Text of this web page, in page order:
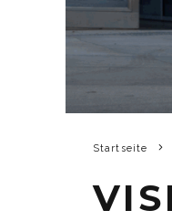
Startseite